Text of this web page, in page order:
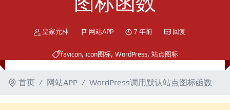
皇家元林 网站APP 7 年前 回复
favicon, icon图标, WordPress, 站点图标
首页 网站APP WordPress调用默认站点图标函数